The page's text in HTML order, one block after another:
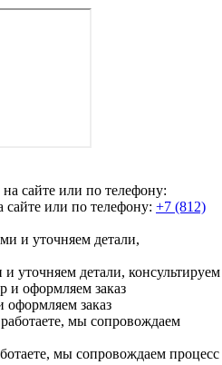
сайте или по телефону: +7 (812)
уточняем детали, консультируем
заказ
мы сопровождаем процесс